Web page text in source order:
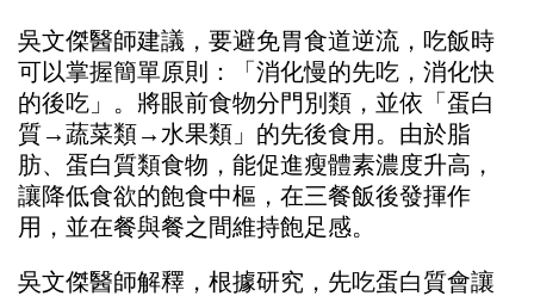
吳文傑醫師建議，要避免胃食道逆流，吃飯時
可以掌握簡單原則：「消化慢的先吃，消化快
的後吃」。將眼前食物分門別類，並依「蛋白
質→蔬菜類→水果類」的先後食用。由於脂
肪、蛋白質類食物，能促進瘦體素濃度升高，
讓降低食欲的飽食中樞，在三餐飯後發揮作
用，並在餐與餐之間維持飽足感。
吳文傑醫師解釋，根據研究，先吃蛋白質會讓